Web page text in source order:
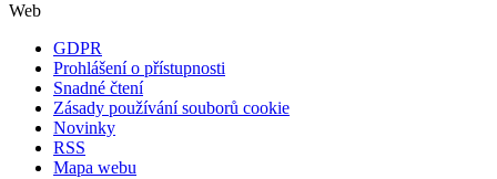
Web
GDPR
Prohlášení o přístupnosti
Snadné čtení
Zásady používání souborů cookie
Novinky
RSS
Mapa webu